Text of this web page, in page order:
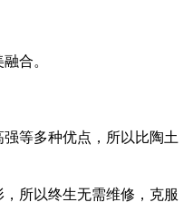
合。
等多种优点，所以比陶土
所以终生无需维修，克服